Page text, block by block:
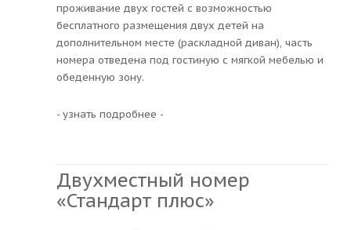
проживание двух гостей с возможностью
бесплатного размещения двух детей на
дополнительном месте (раскладной диван), часть
номера отведена под гостиную с мягкой мебелью и
обеденную зону.
- узнать подробнее -
Двухместный номер
«Стандарт плюс»